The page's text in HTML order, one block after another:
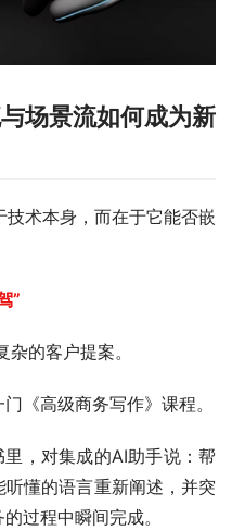
场景流如何成为新
技术本身，而在于它能否嵌
”
的客户提案。
《高级商务写作》课程。
，对集成的AI助手说：帮
懂的语言重新阐述，并突
过程中瞬间完成。